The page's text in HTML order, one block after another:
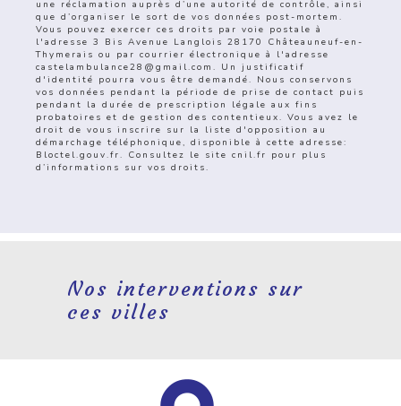
une réclamation auprès d’une autorité de contrôle, ainsi
que d’organiser le sort de vos données post-mortem.
Vous pouvez exercer ces droits par voie postale à
l'adresse 3 Bis Avenue Langlois 28170 Châteauneuf-en-
Thymerais ou par courrier électronique à l'adresse
castelambulance28@gmail.com. Un justificatif
d'identité pourra vous être demandé. Nous conservons
vos données pendant la période de prise de contact puis
pendant la durée de prescription légale aux fins
probatoires et de gestion des contentieux. Vous avez le
droit de vous inscrire sur la liste d'opposition au
démarchage téléphonique, disponible à cette adresse:
Bloctel.gouv.fr. Consultez le site cnil.fr pour plus
d’informations sur vos droits.
Nos interventions sur
ces villes